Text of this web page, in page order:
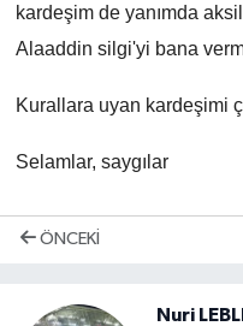
kardeşim de yanımda
Alaaddin silgi'yi bana
Kurallara uyan kardeşimi
Selamlar, saygılar
ÖNCEKI
Nuri